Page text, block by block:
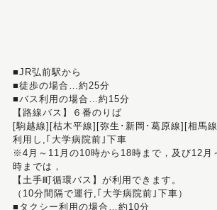
■JR弘前駅から
■徒歩の場合…約25分
■バス利用の場合…約15分
【路線バス】６番のりば
[駒越線][枯木平線][弥生･新岡･葛原線][相馬
利用し,｢大学病院前｣下車
※4月～11月の10時から18時まで，及び12月
時までは，
【土手町循環バス】が利用できます。
（10分間隔で運行,｢大学病院前｣下車）
■タクシー利用の場合…約10分